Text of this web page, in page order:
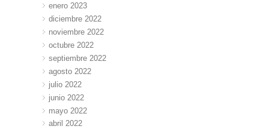
enero 2023
diciembre 2022
noviembre 2022
octubre 2022
septiembre 2022
agosto 2022
julio 2022
junio 2022
mayo 2022
abril 2022